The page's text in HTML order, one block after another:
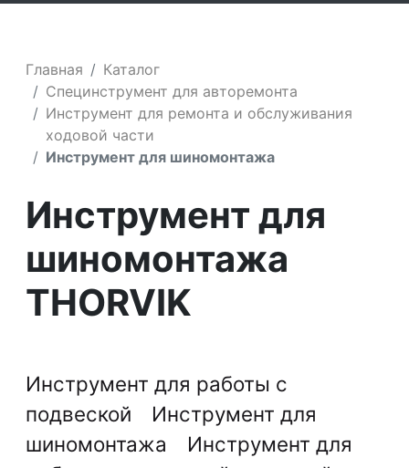
Главная
Каталог
Специнструмент для авторемонта
Инструмент для ремонта и обслуживания
ходовой части
Инструмент для шиномонтажа
Инструмент для
шиномонтажа
THORVIK
Инструмент для работы с
подвеской
Инструмент для
шиномонтажа
Инструмент для